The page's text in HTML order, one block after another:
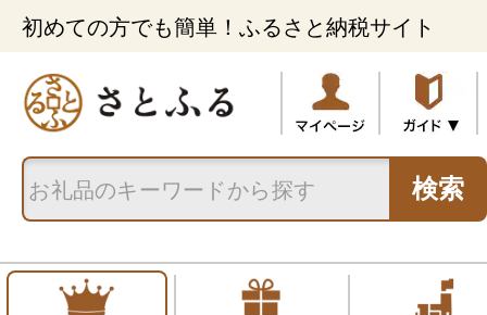
初めての方でも簡単！ふるさと納税サイト
検索